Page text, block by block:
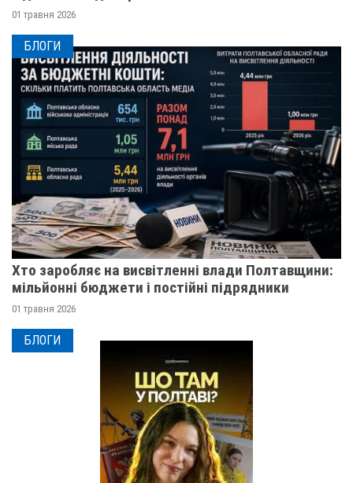
01 травня 2026
БЛОГИ
Хто заробляє на висвітленні влади Полтавщини:
мільйонні бюджети і постійні підрядники
01 травня 2026
БЛОГИ